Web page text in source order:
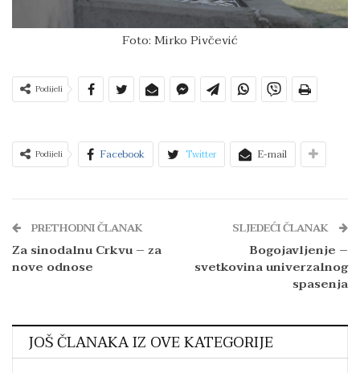
Foto: Mirko Pivčević
Podijeli
Podijeli Facebook Twitter E-mail
PRETHODNI ČLANAK
Za sinodalnu Crkvu – za
nove odnose
SLJEDEĆI ČLANAK
Bogojavljenje –
svetkovina univerzalnog
spasenja
JOŠ ČLANAKA IZ OVE KATEGORIJE